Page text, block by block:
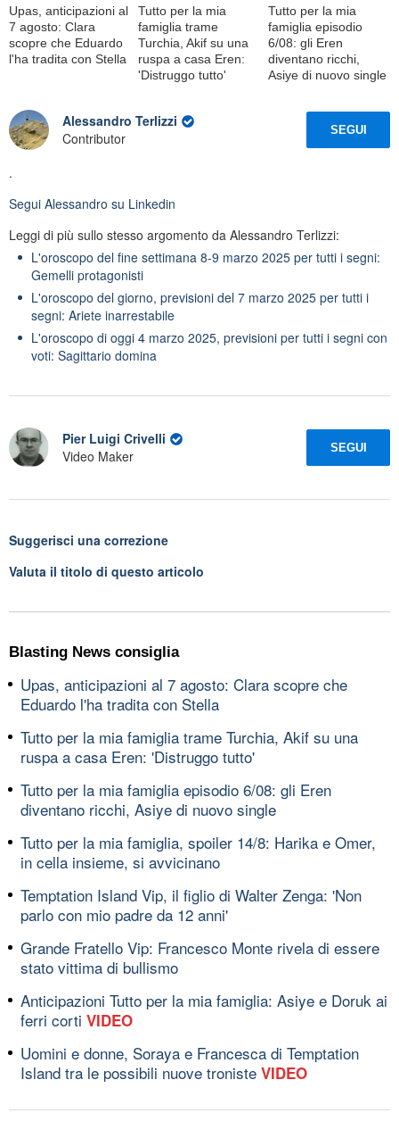
Upas, anticipazioni al
7 agosto: Clara
scopre che Eduardo
l'ha tradita con Stella
Tutto per la mia
famiglia trame
Turchia, Akif su una
ruspa a casa Eren:
'Distruggo tutto'
Tutto per la mia
famiglia episodio
6/08: gli Eren
diventano ricchi,
Asiye di nuovo single
Alessandro Terlizzi
Contributor
SEGUI
.
Segui Alessandro su Linkedin
Leggi di più sullo stesso argomento da Alessandro Terlizzi:
L'oroscopo del fine settimana 8-9 marzo 2025 per tutti i segni:
Gemelli protagonisti
L'oroscopo del giorno, previsioni del 7 marzo 2025 per tutti i
segni: Ariete inarrestabile
L'oroscopo di oggi 4 marzo 2025, previsioni per tutti i segni con
voti: Sagittario domina
Pier Luigi Crivelli
Video Maker
SEGUI
Suggerisci una correzione
Valuta il titolo di questo articolo
Blasting News consiglia
Upas, anticipazioni al 7 agosto: Clara scopre che
Eduardo l'ha tradita con Stella
Tutto per la mia famiglia trame Turchia, Akif su una
ruspa a casa Eren: 'Distruggo tutto'
Tutto per la mia famiglia episodio 6/08: gli Eren
diventano ricchi, Asiye di nuovo single
Tutto per la mia famiglia, spoiler 14/8: Harika e Omer,
in cella insieme, si avvicinano
Temptation Island Vip, il figlio di Walter Zenga: 'Non
parlo con mio padre da 12 anni'
Grande Fratello Vip: Francesco Monte rivela di essere
stato vittima di bullismo
Anticipazioni Tutto per la mia famiglia: Asiye e Doruk ai
ferri corti VIDEO
Uomini e donne, Soraya e Francesca di Temptation
Island tra le possibili nuove troniste VIDEO